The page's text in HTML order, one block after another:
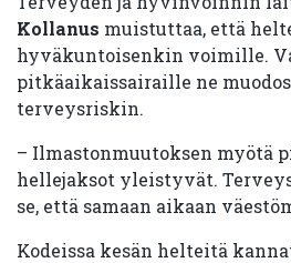
Kollanus muistuttaa, että
hyväkuntoisenkin voimille.
pitkäaikaissairaille ne
terveysriskin.
– Ilmastonmuutoksen myötä
hellejaksot yleistyvät.
se, että samaan aikaan
Kodeissa kesän helteitä